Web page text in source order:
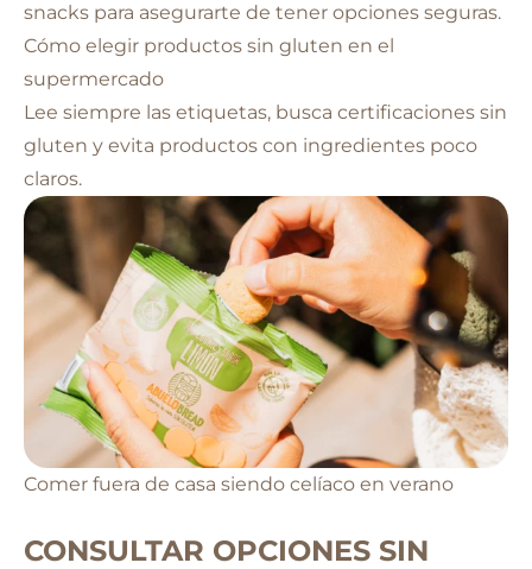
snacks para asegurarte de tener opciones seguras.
Cómo elegir productos sin gluten en el
supermercado
Lee siempre las etiquetas, busca certificaciones sin
gluten y evita productos con ingredientes poco
claros.
Comer fuera de casa siendo celíaco en verano
CONSULTAR OPCIONES SIN